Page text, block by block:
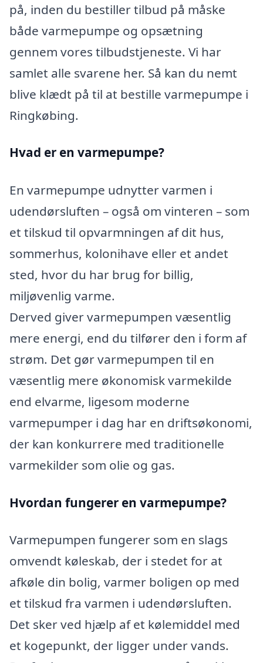
på, inden du bestiller tilbud på måske
både varmepumpe og opsætning
gennem vores tilbudstjeneste. Vi har
samlet alle svarene her. Så kan du nemt
blive klædt på til at bestille varmepumpe i
Ringkøbing.
Hvad er en varmepumpe?
En varmepumpe udnytter varmen i
udendørsluften – også om vinteren – som
et tilskud til opvarmningen af dit hus,
sommerhus, kolonihave eller et andet
sted, hvor du har brug for billig,
miljøvenlig varme.
Derved giver varmepumpen væsentlig
mere energi, end du tilfører den i form af
strøm. Det gør varmepumpen til en
væsentlig mere økonomisk varmekilde
end elvarme, ligesom moderne
varmepumper i dag har en driftsøkonomi,
der kan konkurrere med traditionelle
varmekilder som olie og gas.
Hvordan fungerer en varmepumpe?
Varmepumpen fungerer som en slags
omvendt køleskab, der i stedet for at
afkøle din bolig, varmer boligen op med
et tilskud fra varmen i udendørsluften.
Det sker ved hjælp af et kølemiddel med
et kogepunkt, der ligger under vands.